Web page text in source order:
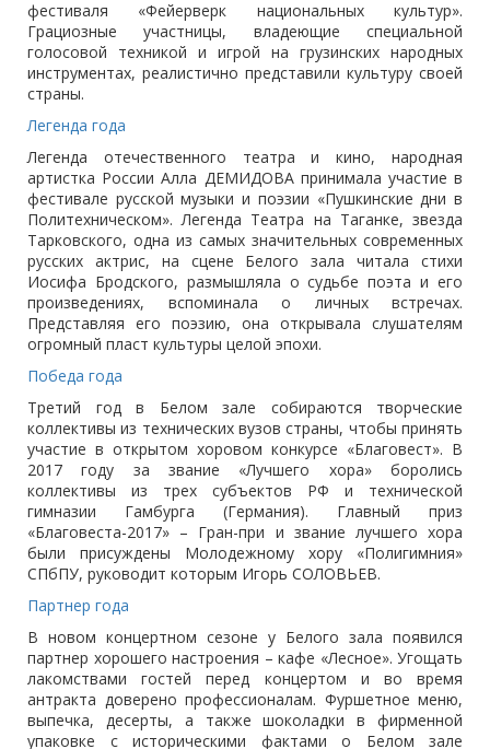
фестиваля «Фейерверк национальных культур».
Грациозные участницы, владеющие специальной
голосовой техникой и игрой на грузинских народных
инструментах, реалистично представили культуру своей
страны.
Легенда года
Легенда отечественного театра и кино, народная
артистка России Алла ДЕМИДОВА принимала участие в
фестивале русской музыки и поэзии «Пушкинские дни в
Политехническом». Легенда Театра на Таганке, звезда
Тарковского, одна из самых значительных современных
русских актрис, на сцене Белого зала читала стихи
Иосифа Бродского, размышляла о судьбе поэта и его
произведениях, вспоминала о личных встречах.
Представляя его поэзию, она открывала слушателям
огромный пласт культуры целой эпохи.
Победа года
Третий год в Белом зале собираются творческие
коллективы из технических вузов страны, чтобы принять
участие в открытом хоровом конкурсе «Благовест». В
2017 году за звание «Лучшего хора» боролись
коллективы из трех субъектов РФ и технической
гимназии Гамбурга (Германия). Главный приз
«Благовеста-2017» – Гран-при и звание лучшего хора
были присуждены Молодежному хору «Полигимния»
СПбПУ, руководит которым Игорь СОЛОВЬЕВ.
Партнер года
В новом концертном сезоне у Белого зала появился
партнер хорошего настроения – кафе «Лесное». Угощать
лакомствами гостей перед концертом и во время
антракта доверено профессионалам. Фуршетное меню,
выпечка, десерты, а также шоколадки в фирменной
упаковке с историческими фактами о Белом зале